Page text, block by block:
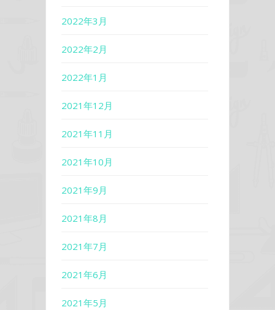
2022年3月
2022年2月
2022年1月
2021年12月
2021年11月
2021年10月
2021年9月
2021年8月
2021年7月
2021年6月
2021年5月